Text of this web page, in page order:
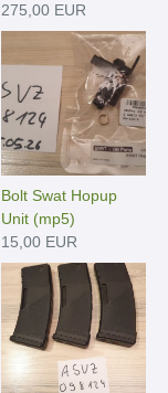
275,00 EUR
Bolt Swat Hopup
Unit (mp5)
15,00 EUR